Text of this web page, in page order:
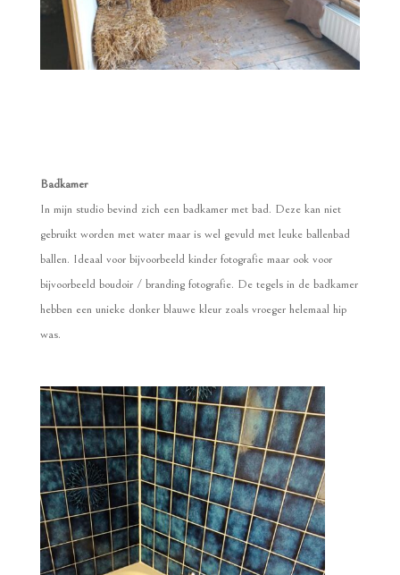
Badkamer
In mijn studio bevind zich een badkamer met bad. Deze kan niet
gebruikt worden met water maar is wel gevuld met leuke ballenbad
ballen. Ideaal voor bijvoorbeeld kinder fotografie maar ook voor
bijvoorbeeld boudoir / branding fotografie. De tegels in de badkamer
hebben een unieke donker blauwe kleur zoals vroeger helemaal hip
was.